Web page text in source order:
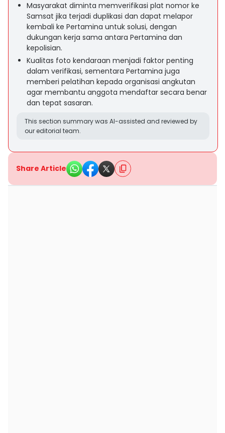
Masyarakat diminta memverifikasi plat nomor ke
Samsat jika terjadi duplikasi dan dapat melapor
kembali ke Pertamina untuk solusi, dengan
dukungan kerja sama antara Pertamina dan
kepolisian.
Kualitas foto kendaraan menjadi faktor penting
dalam verifikasi, sementara Pertamina juga
memberi pelatihan kepada organisasi angkutan
agar membantu anggota mendaftar secara benar
dan tepat sasaran.
This section summary was AI-assisted and reviewed by
our editorial team.
Share Article